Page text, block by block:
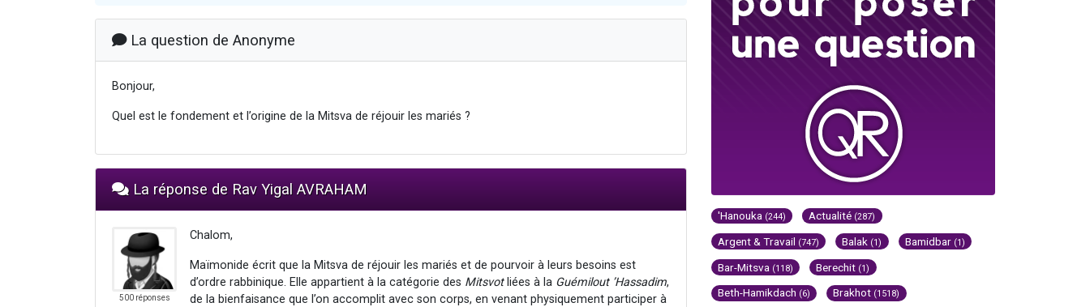
La question de Anonyme
Bonjour,
Quel est le fondement et l’origine de la Mitsva de réjouir les mariés ?
La réponse de Rav Yigal AVRAHAM
500 réponses
Chalom,
Maïmonide écrit que la Mitsva de réjouir les mariés et de pourvoir à leurs besoins est
d’ordre rabbinique. Elle appartient à la catégorie des Mitsvotliées à la Guémilout ’Hassadim,
de la bienfaisance que l’on accomplit avec son corps, en venant physiquement participer à
'Hanouka (244) Actualité (287)
Argent & Travail (747) Balak (1) Bamidbar (1)
Bar-Mitsva (118) Berechit (1)
Beth-Hamikdach (6) Brakhot (1518)